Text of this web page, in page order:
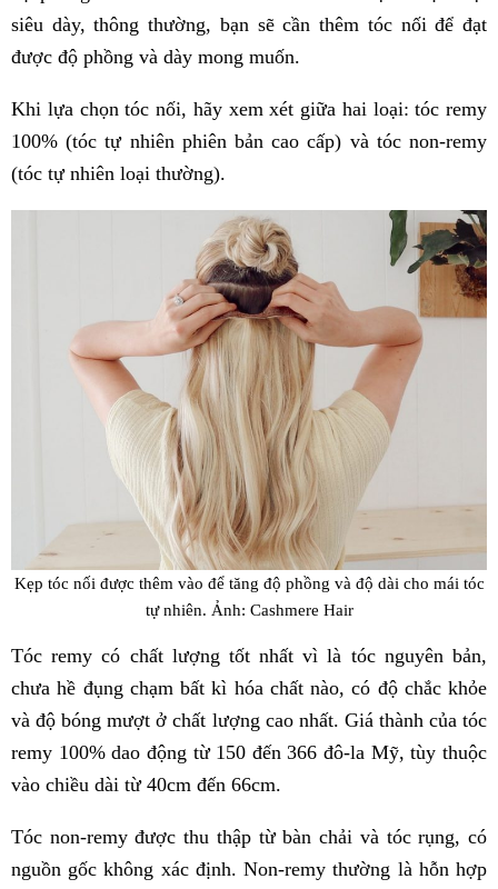
siêu dày, thông thường, bạn sẽ cần thêm tóc nối để đạt
được độ phồng và dày mong muốn.
Khi lựa chọn tóc nối, hãy xem xét giữa hai loại: tóc remy
100% (tóc tự nhiên phiên bản cao cấp) và tóc non-remy
(tóc tự nhiên loại thường).
Kẹp tóc nối được thêm vào để tăng độ phồng và độ dài cho mái tóc
tự nhiên. Ảnh: Cashmere Hair
Tóc remy có chất lượng tốt nhất vì là tóc nguyên bản,
chưa hề đụng chạm bất kì hóa chất nào, có độ chắc khỏe
và độ bóng mượt ở chất lượng cao nhất. Giá thành của tóc
remy 100% dao động từ 150 đến 366 đô-la Mỹ, tùy thuộc
vào chiều dài từ 40cm đến 66cm.
Tóc non-remy được thu thập từ bàn chải và tóc rụng, có
nguồn gốc không xác định. Non-remy thường là hỗn hợp